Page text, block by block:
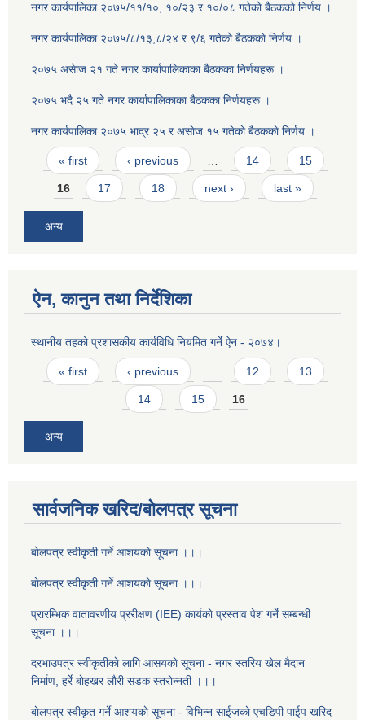
नगर कार्यपालिका २०७५/११/१०, १०/२३ र १०/०८ गतेकाे बैठककाे निर्णय ।
नगर कार्यपालिका २०७५/८/१३,८/२४ र ९/६ गतेकाे बैठककाे निर्णय ।
२०७५ असेाज २१ गते नगर कार्यापालिकाका बैठकका निर्णयहरू ।
२०७५ भदै २५ गते नगर कार्यापालिकाका बैठकका निर्णयहरू ।
नगर कार्यपालिका २०७५ भाद्र २५ र असाेज १५ गतेकाे बैठककाे निर्णय ।
Pages
« first ‹ previous … 14 15
16 17 18 next › last »
अन्य
ऐन, कानुन तथा निर्देशिका
स्थानीय तहको प्रशासकीय कार्यविधि नियमित गर्ने ऐन - २०७४।
Pages
« first ‹ previous 12 13
14 15 16
अन्य
सार्वजनिक खरिद/बोलपत्र सूचना
बाेलपत्र स्वीकृती गर्ने आशयकाे सूचना ।।।
बाेलपत्र स्वीकृती गर्ने आशयकाे सूचना ।।।
प्रारम्भिक वातावरणीय प्ररीक्षण (IEE) कार्यकाे प्रस्ताव पेश गर्ने सम्बन्धी
सूचना ।।।
दरभाउपत्र स्वीकृतीकाे लागि आसयकाे सूचना - नगर स्तरिय खेल मैदान
निर्माण, हर्रे बाेहखर लाैरी सडक स्तराेन्नती ।।।
बाेलपत्र स्वीकृत गर्ने आशयकाे सूचना - विभिन्न साईजकाे एचडिपी पाईप खरिद